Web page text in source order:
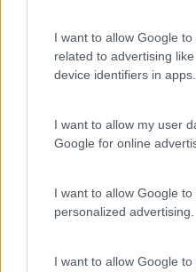
I want to allow Google
related to advertising
device identifiers in apps.
I want to allow my user
Google for online
I want to allow Google to
personalized advertising.
I want to allow Google
Aprendizagem